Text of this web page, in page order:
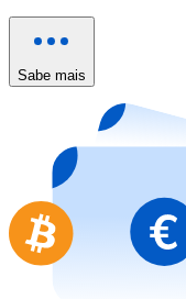
Comprar com
Compre
Ir para a loja de
Sabe mais